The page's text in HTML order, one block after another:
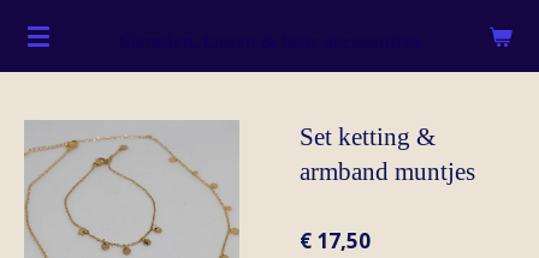
Ga
hoofdinhoud
Set ketting &
armband muntjes
€ 17,50